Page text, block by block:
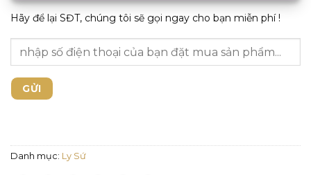
Hãy để lại SĐT, chúng tôi sẽ gọi ngay cho bạn miễn phí !
Danh mục: Ly Sứ